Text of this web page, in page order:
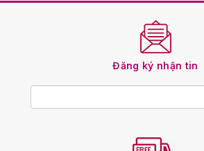
Đăng ký nhận tin